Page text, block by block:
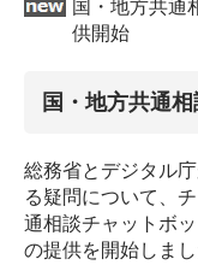
国・地方共通
供開始
国・地方共通
総務省とデジタル
る疑問について、
通相談チャットボ
の提供を開始しまし